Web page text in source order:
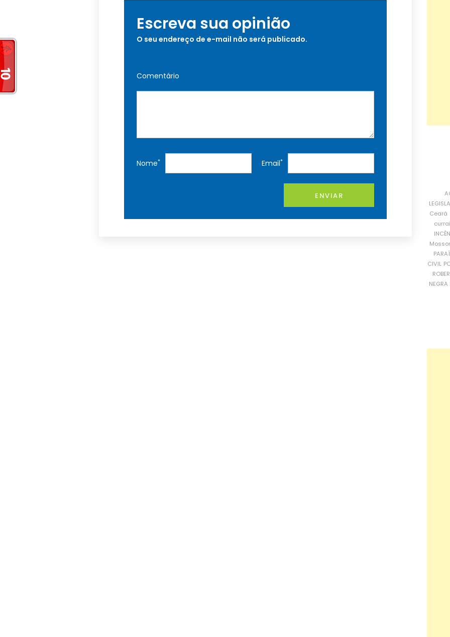
Escreva sua opinião
O seu endereço de e-mail não será publicado.
Comentário
Nome* Email*
ENVIAR
Ceará
CIVIL
NEGRA